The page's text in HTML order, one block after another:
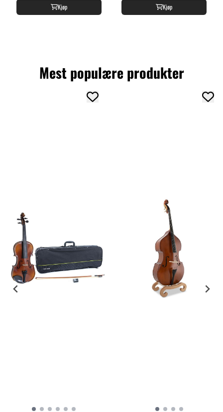
Kjøp Kjøp
Mest populære produkter